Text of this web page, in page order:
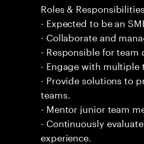
Roles &
- Expected to be an
- Collaborate and
- Responsible for team
- Engage with multiple
- Provide solutions to
teams.
- Mentor junior team
- Continuously
experience.